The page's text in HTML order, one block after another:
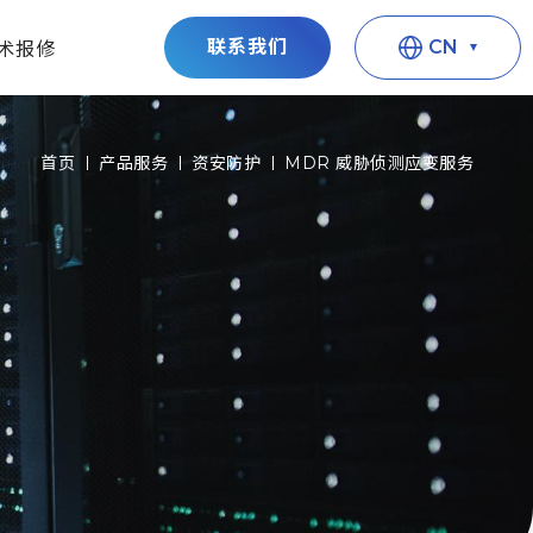
报修 联系我们 CN
首页 产品服务 资安防护 MDR 威胁侦测应变服务